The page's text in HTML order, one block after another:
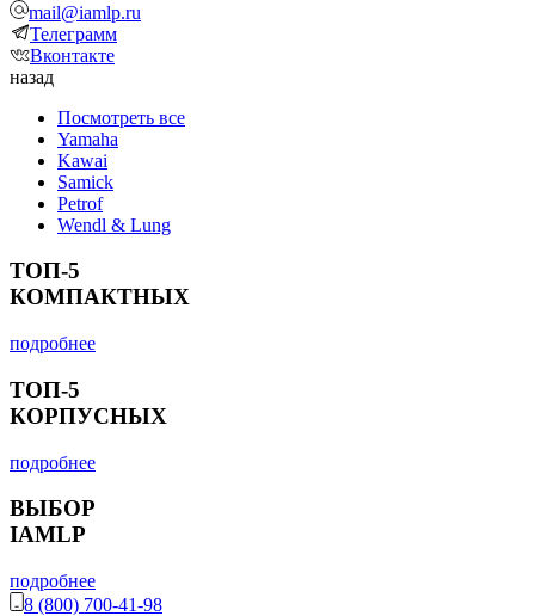
mail@iamlp.ru
Телеграмм
Вконтакте
назад
Посмотреть все
Yamaha
Kawai
Samick
Petrof
Wendl & Lung
ТОП-5
КОМПАКТНЫХ
подробнее
ТОП-5
КОРПУСНЫХ
подробнее
ВЫБОР
IAMLP
подробнее
8 (800) 700-41-98